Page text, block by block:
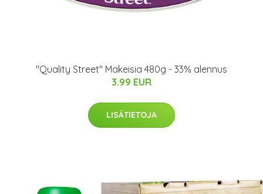
"Quality Street" Makeisia 480g - 33% alennus
3.99 EUR
LISÄTIETOJA